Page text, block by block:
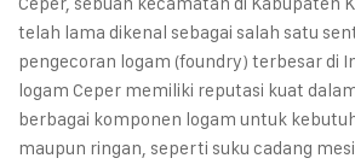
telah lama dikenal sebagai salah satu
pengecoran logam (foundry) terbesar di
logam Ceper memiliki reputasi kuat
berbagai komponen logam untuk
maupun ringan, seperti suku cadang